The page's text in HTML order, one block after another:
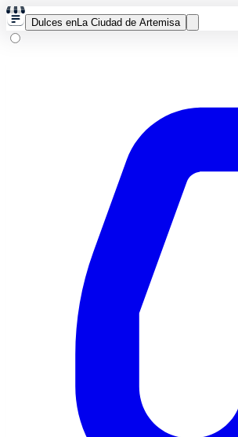
Dulces enLa Ciudad de Artemisa